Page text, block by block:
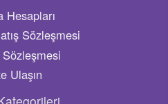
ve Tütsüler
Neler Olur?